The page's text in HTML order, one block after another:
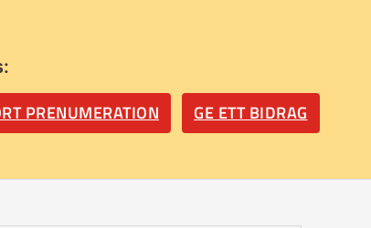
PRENUMERATION GE ETT BIDRAG